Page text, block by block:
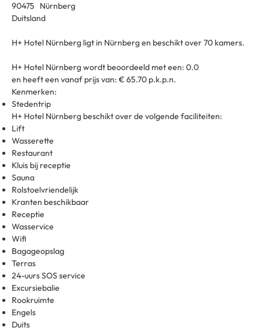
90475 Nürnberg
Duitsland
H+ Hotel Nürnberg ligt in Nürnberg en beschikt over 70 kamers.
H+ Hotel Nürnberg wordt beoordeeld met een: 0.0
en heeft een vanaf prijs van: € 65.70 p.k.p.n.
Kenmerken:
Stedentrip
H+ Hotel Nürnberg beschikt over de volgende faciliteiten:
Lift
Wasserette
Restaurant
Kluis bij receptie
Sauna
Rolstoelvriendelijk
Kranten beschikbaar
Receptie
Wasservice
Wifi
Bagageopslag
Terras
24-uurs SOS service
Excursiebalie
Rookruimte
Engels
Duits